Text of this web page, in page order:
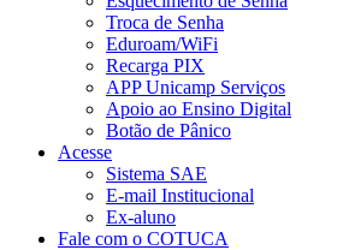
Troca de Senha
Eduroam/WiFi
Recarga PIX
APP Unicamp Serviços
Apoio ao Ensino Digital
Botão de Pânico
Acesse
Sistema SAE
E-mail Institucional
Ex-aluno
Fale com o COTUCA